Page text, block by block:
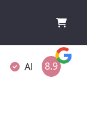
Altijd verpakt
8.9